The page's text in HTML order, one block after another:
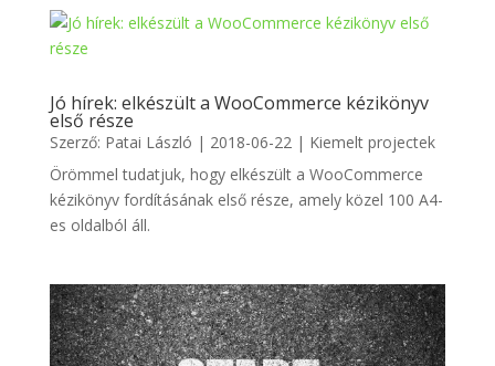
Jó hírek: elkészült a WooCommerce kézikönyv
első része
Szerző: Patai László | 2018-06-22| Kiemelt projectek
Örömmel tudatjuk, hogy elkészült a WooCommerce
kézikönyv fordításának első része, amely közel 100 A4-
es oldalból áll.